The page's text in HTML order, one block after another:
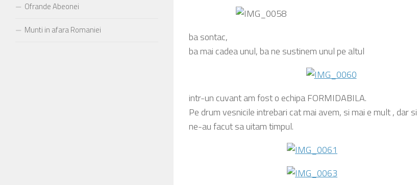
ba sontac,
ba mai cadea unul, ba ne sustinem unul pe altul
intr-un cuvant am fost o echipa FORMIDABILA.
Pe drum vesnicile intrebari cat mai avem, si mai e mult , dar
ne-au facut sa uitam timpul.
Ofrande Abeonei
Munti in afara Romaniei